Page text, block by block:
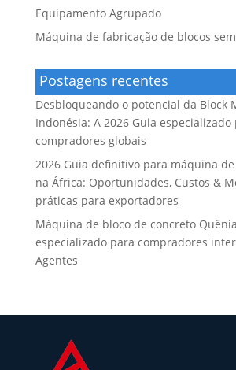
Equipamento Agrupado
Máquina de fabricação de blocos
Postagens recentes
Desbloqueando o potencial da Block
Indonésia: A 2026 Guia especializado
compradores globais
2026 Guia definitivo para máquina
na África: Oportunidades, Custos &
práticas para exportadores
Máquina de bloco de concreto
especializado para compradores
Agentes